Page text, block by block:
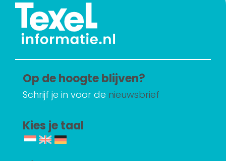
Op de hoogte blijven?
Schrijf je in voor de nieuwsbrief
Kies je taal